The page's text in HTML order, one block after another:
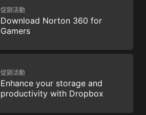
促銷活動
Download Norton 360 for
Gamers
促銷活動
Enhance your storage and
productivity with Dropbox